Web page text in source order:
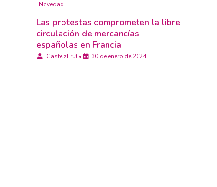
Novedad
Las protestas comprometen la libre
circulación de mercancías
españolas en Francia
GasteizFrut • 30 de enero de 2024